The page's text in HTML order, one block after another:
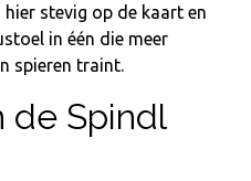
stevig op de kaart en
in één die meer
spieren traint.
de Spindl